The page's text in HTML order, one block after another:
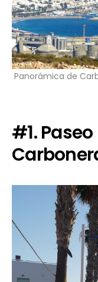
Panorámica de
#1.